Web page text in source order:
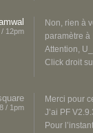
12pm
Non, rien à
paramètre
Attention,
Click droit
/ 1pm
Merci pour
J’ai PF
Pour